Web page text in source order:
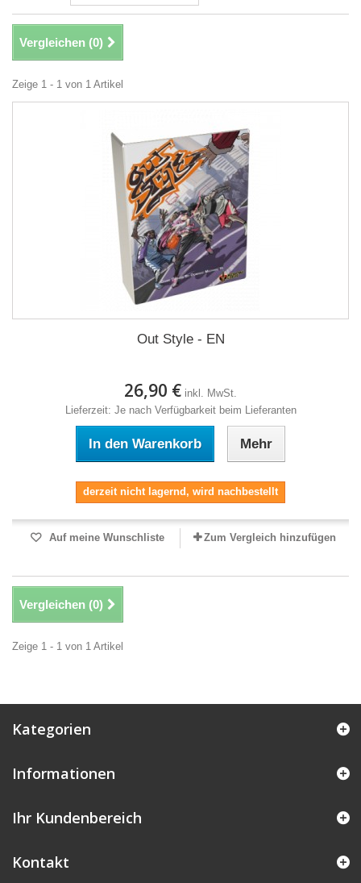
Vergleichen (0)
Zeige 1 - 1 von 1 Artikel
Out Style - EN
26,90 € inkl. MwSt.
Lieferzeit: Je nach Verfügbarkeit beim Lieferanten
In den Warenkorb Mehr
derzeit nicht lagernd, wird nachbestellt
Auf meine Wunschliste Zum Vergleich hinzufügen
Vergleichen (0)
Zeige 1 - 1 von 1 Artikel
Kategorien
Informationen
Ihr Kundenbereich
Kontakt